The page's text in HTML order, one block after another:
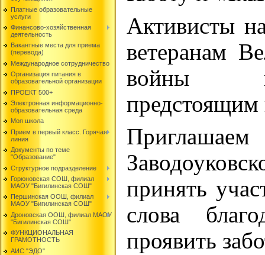
Платные образовательные
услуги
Финансово-хозяйственная
деятельность
Вакантные места для приема
(перевода)
Международное сотрудничество
Организация питания в
образовательной организации
ПРОЕКТ 500+
Электронная информационно-
образовательная среда
Моя школа
Прием в первый класс. Горячая
линия
Документы по теме
"Образование"
Структурное подразделение
Горюновская СОШ, филиал
МАОУ "Бигилинская СОШ"
Першинская ООШ, филиал
МАОУ "Бигилинская СОШ"
Дроновская ООШ, филиал МАОУ
"Бигилинская СОШ"
ФУНКЦИОНАЛЬНАЯ
ГРАМОТНОСТЬ
АИС "ЭДО"
Активисты
ветеранам
войны
предстоящим
принять
слова
проявить